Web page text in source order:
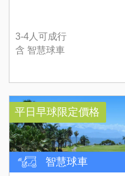
3-4人可成行
含 智慧球車
平日早球限定價格
智慧球車